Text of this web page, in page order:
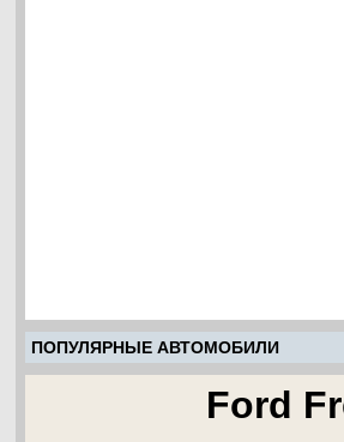
ПОПУЛЯРНЫЕ АВТОМОБИЛИ
Ford